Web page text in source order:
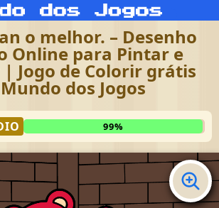
o melhor. – Desenho
Online para Pintar e
Jogo de Colorir grátis
dos Jogos
99%